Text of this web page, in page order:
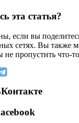
эта статья?
если вы
сетях. Вы также
не пропустить что-